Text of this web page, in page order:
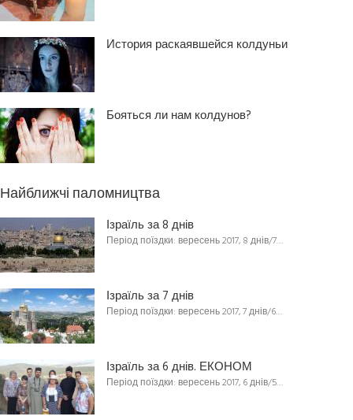
История раскаявшейся колдуньи
Бояться ли нам колдунов?
Найближчі паломництва
Ізраїль за 8 днів
Період поїздки: вересень 2017, 8 днів/7…
Ізраїль за 7 днів
Період поїздки: вересень 2017, 7 днів/6…
Ізраїль за 6 днів. ЕКОНОМ
Період поїздки: вересень 2017, 6 днів/5…